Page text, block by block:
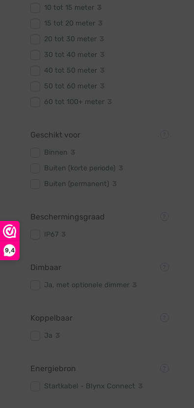
9,4
10 tot 15 meter
15 tot 20 meter
20 tot 30 meter
30 tot 40 meter
40 tot 50 meter
50 tot 60 meter
60 tot 100+ meter
Geschikt voor
Binnen
Buiten (korte periode)
Buiten (permanent)
Beschermingsgraad
IP67
Dimbaar
Ja, met optionele dimmer
Koppelbaar
Ja
Energiebron
Startkabel - Blynx Connect